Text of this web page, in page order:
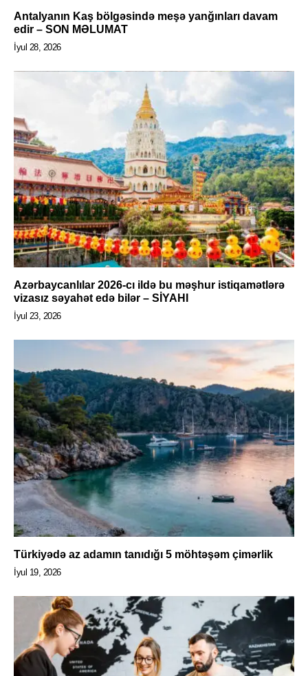
Antalyanın Kaş bölgəsində meşə yanğınları davam
edir – SON MƏLUMAT
İyul 28, 2026
Azərbaycanlılar 2026-cı ildə bu məşhur istiqamətlərə
vizasız səyahət edə bilər – SİYAHI
İyul 23, 2026
Türkiyədə az adamın tanıdığı 5 möhtəşəm çimərlik
İyul 19, 2026